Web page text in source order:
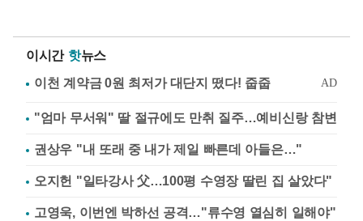
이시간 핫뉴스
"엄마 무서워" 딸 절규에도 만취 질주…예비신랑 참변
권상우 "내 또래 중 내가 제일 빠른데 아들은…"
오지헌 "일타강사 父…100평 수영장 딸린 집 살았다"
고영욱, 이번엔 박하선 공격…"류수영 열심히 일해야"